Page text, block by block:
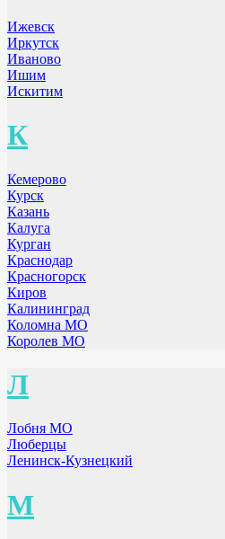
Ижевск
Иркутск
Иваново
Ишим
Искитим
К
Кемерово
Курск
Казань
Калуга
Курган
Краснодар
Красногорск
Киров
Калининград
Коломна МО
Королев МО
Л
Лобня МО
Люберцы
Ленинск-Кузнецкий
М